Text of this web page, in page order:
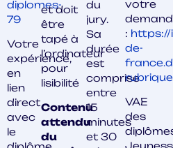
diplomes-
79
Votre
expérience,
en
lien
direct
avec
le
et doit
être
tapé à
l’ordinateur
pour
lisibilité
Contenu
attendu
du
du
jury.
Sa
durée
est
comprise
entre
15
minutes
et 30
votre
: https://
de-
VAE
des